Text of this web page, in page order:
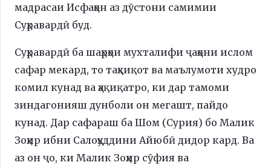
мадрасаи Исфаҳон аз дӯстони самимии
Суҳравардӣ буд.
Суҳравардӣ ба шаҳрҳои мухталифи ҷаҳони ислом
сафар мекард, то таҳқиқот ва маълумоти худро
комил кунад ва ҳақиқатро, ки дар тамоми
зиндагонияш дунболи он мегашт, пайдо
кунад. Дар сафараш ба Шом (Сурия) бо Малик
Зоҳир ибни Салоҳуддини Айюбӣ дидор кард. Ва
аз он ҷо, ки Малик Зоҳир сӯфия ва